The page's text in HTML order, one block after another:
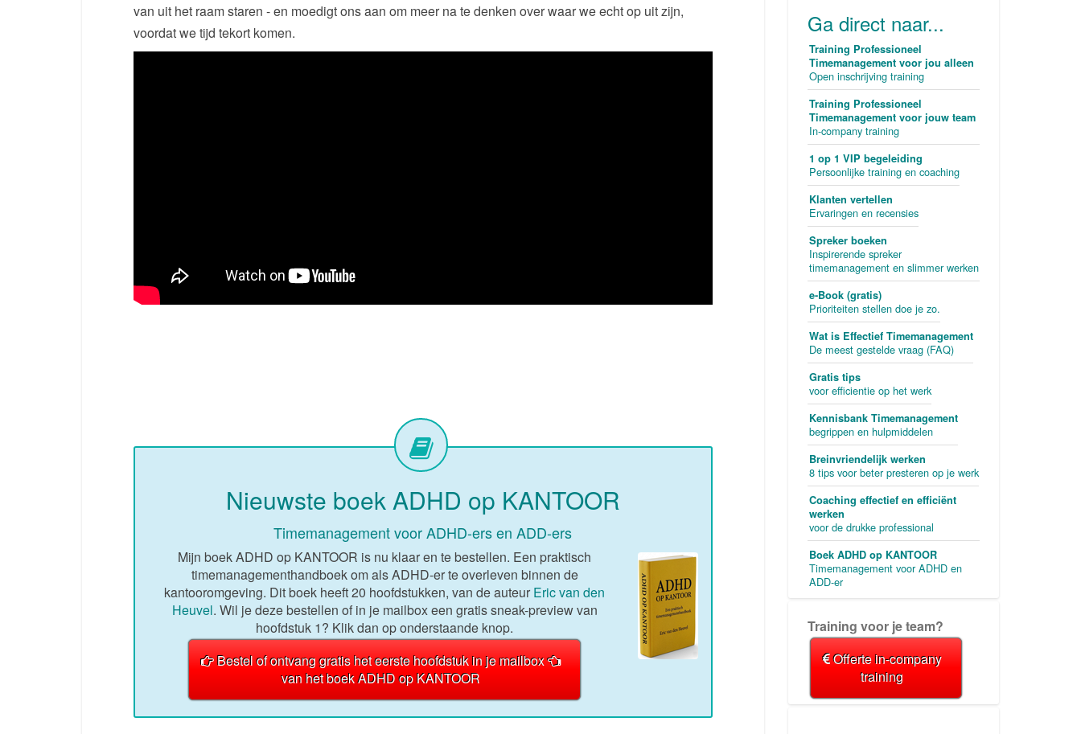
van uit het raam staren - en moedigt ons aan om meer na te denken over waar we echt op uit zijn,
voordat we tijd tekort komen.
Nieuwste boek ADHD op KANTOOR
Timemanagement voor ADHD-ers en ADD-ers
Mijn boek ADHD op KANTOOR is nu klaar en te bestellen. Een praktisch
timemanagementhandboek om als ADHD-er te overleven binnen de
kantooromgeving. Dit boek heeft 20 hoofdstukken, van de auteur Eric van den
Heuvel. Wil je deze bestellen of in je mailbox een gratis sneak-preview van
hoofdstuk 1? Klik dan op onderstaande knop.
Bestel of ontvang gratis het eerste hoofdstuk in je mailbox
van het boek ADHD op KANTOOR
Ga direct naar...
Training Professioneel
Timemanagement voor jou alleen
Open inschrijving training
Training Professioneel
Timemanagement voor jouw team
In-company training
1 op 1 VIP begeleiding
Persoonlijke training en coaching
Klanten vertellen
Ervaringen en recensies
Spreker boeken
Inspirerende spreker
timemanagement en slimmer werken
e-Book (gratis)
Prioriteiten stellen doe je zo.
Wat is Effectief Timemanagement
De meest gestelde vraag (FAQ)
Gratis tips
voor efficientie op het werk
Kennisbank Timemanagement
begrippen en hulpmiddelen
Breinvriendelijk werken
8 tips voor beter presteren op je werk
Coaching effectief en efficiënt
werken
voor de drukke professional
Boek ADHD op KANTOOR
Timemanagement voor ADHD en
ADD-er
Training voor je team?
Offerte in-company
training